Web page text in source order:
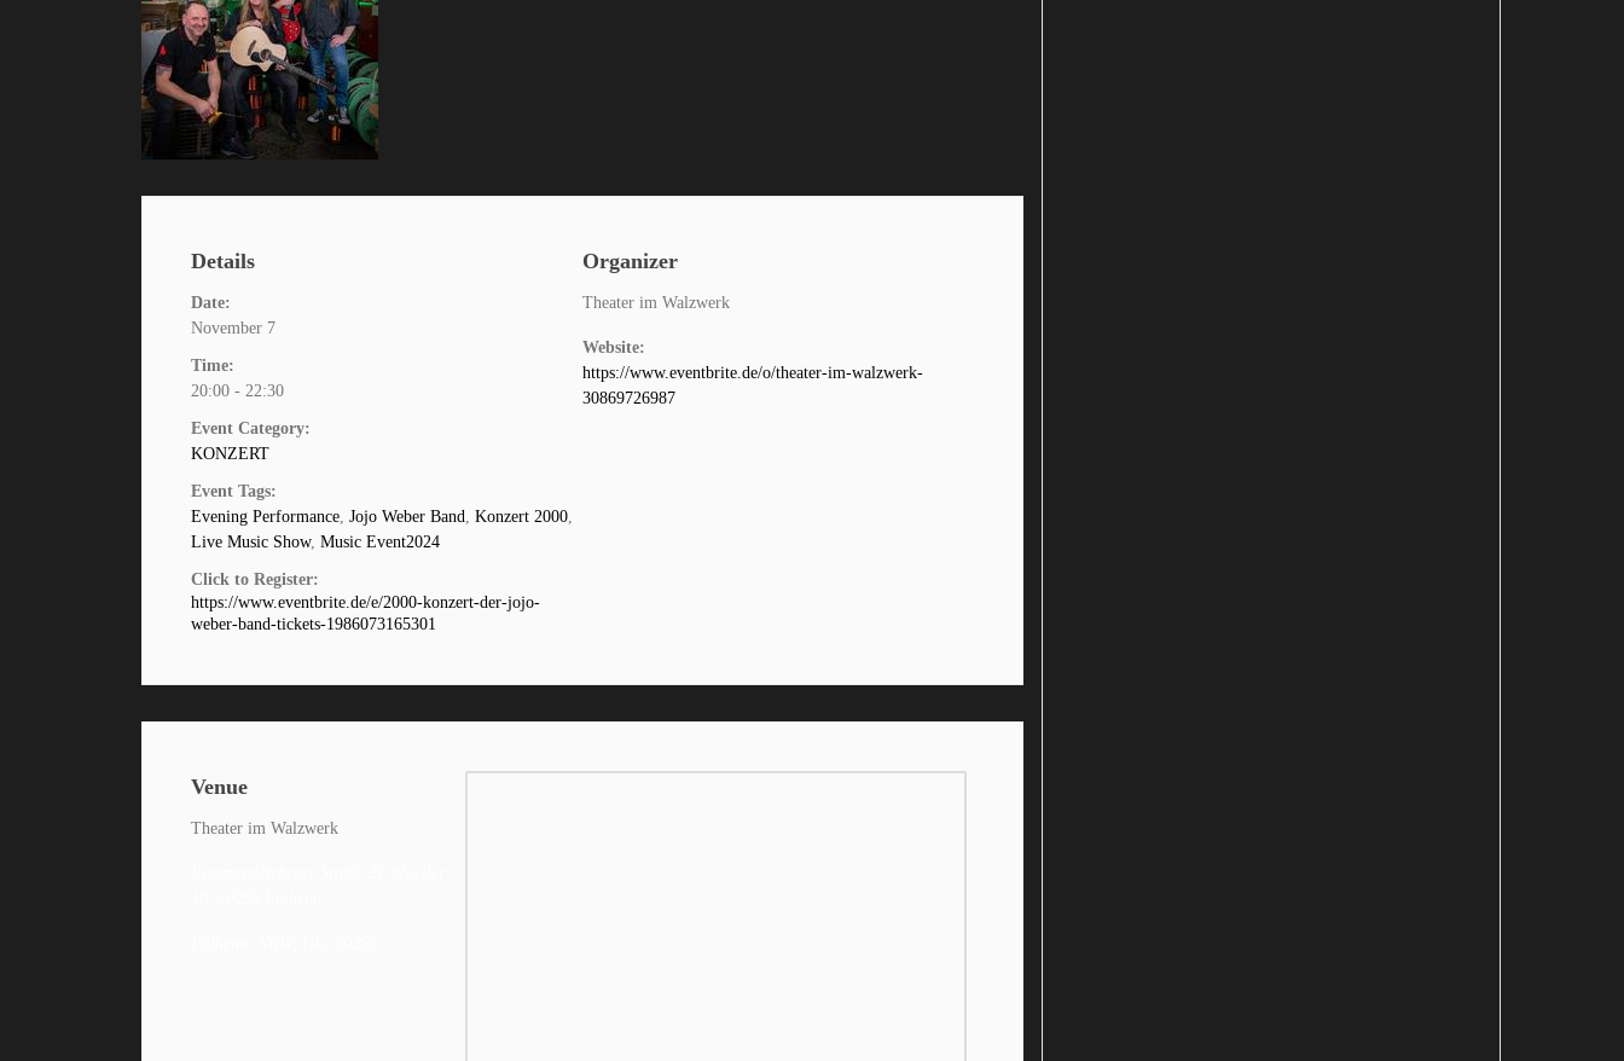
Details
Date:
November 7
Time:
20:00 - 22:30
Event Category:
KONZERT
Event Tags:
Evening Performance, Jojo Weber Band, Konzert 2000,
Live Music Show, Music Event2024
Click to Register:
https://www.eventbrite.de/e/2000-konzert-der-jojo-
weber-band-tickets-1986073165301
Organizer
Theater im Walzwerk
Website:
https://www.eventbrite.de/o/theater-im-walzwerk-
30869726987
Venue
Theater im Walzwerk